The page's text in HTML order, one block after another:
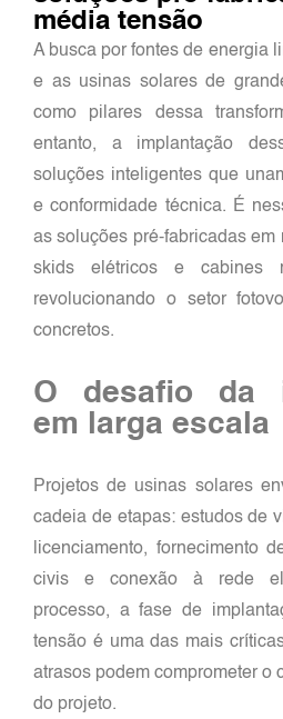
média tensão
A busca por fontes de energia
e as usinas solares de
como pilares dessa
entanto, a implantação
soluções inteligentes que
e conformidade técnica. É
as soluções pré-fabricadas em
skids elétricos e cabines
revolucionando o setor
concretos.
O desafio da
em larga escala
Projetos de usinas solares
cadeia de etapas: estudos de
licenciamento, fornecimento
civis e conexão à rede
processo, a fase de
tensão é uma das mais
atrasos podem comprometer o
do projeto.